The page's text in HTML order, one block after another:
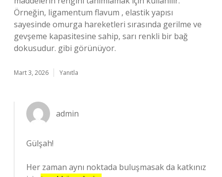
Örneğin, ligamentum flavum , elastik yapısı
sayesinde omurga hareketleri sırasında gerilme ve
gevşeme kapasitesine sahip, sarı renkli bir bağ
dokusudur. gibi görünüyor.
Mart 3, 2026 Yanıtla
admin
Gülşah!
Her zaman aynı noktada buluşmasak da katkınız